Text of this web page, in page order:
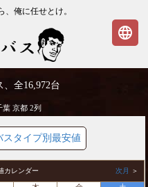
俺に任せとけ。
、全16,972台
京都 2列
スタイプ別最安値
カレンダー 次月 ＞
language